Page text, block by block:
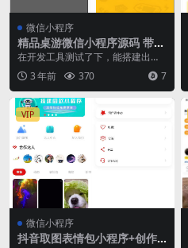
微信小程序
精品桌游微信小程序源码 带流
量主
在开发工具测试了下，能搭建出
来，功能在7/25测试时正常使用 UI
非常漂亮。看着...
3 年前 370 7
VIP
微信小程序
抖音取图表情包小程序+创作